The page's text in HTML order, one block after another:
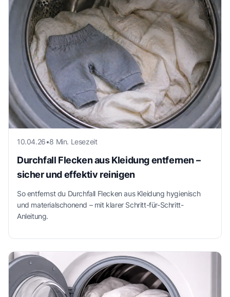
10.04.26•8 Min. Lesezeit
Durchfall Flecken aus Kleidung entfernen –
sicher und effektiv reinigen
So entfernst du Durchfall Flecken aus Kleidung hygienisch
und materialschonend – mit klarer Schritt-für-Schritt-
Anleitung.